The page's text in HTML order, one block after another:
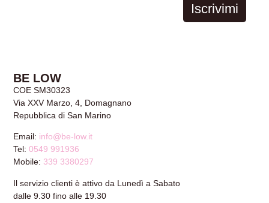
Iscrivimi
BE LOW
COE SM30323
Via XXV Marzo, 4, Domagnano
Repubblica di San Marino
Email: info@be-low.it
Tel:0549 991936
Mobile: 339 3380297
Il servizio clienti è attivo da Lunedì a Sabato
dalle 9.30 fino alle 19.30